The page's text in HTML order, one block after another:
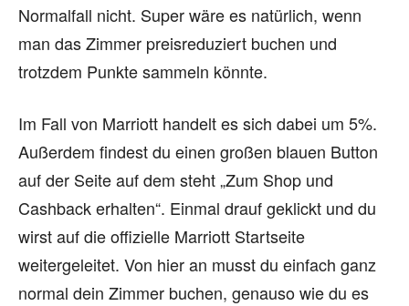
Normalfall nicht. Super wäre es natürlich, wenn
man das Zimmer preisreduziert buchen und
trotzdem Punkte sammeln könnte.
Im Fall von Marriott handelt es sich dabei um 5%.
Außerdem findest du einen großen blauen Button
auf der Seite auf dem steht „Zum Shop und
Cashback erhalten“. Einmal drauf geklickt und du
wirst auf die offizielle Marriott Startseite
weitergeleitet. Von hier an musst du einfach ganz
normal dein Zimmer buchen, genauso wie du es